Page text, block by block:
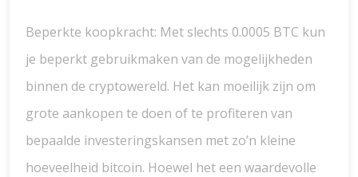
Beperkte koopkracht: Met slechts 0.0005 BTC kun
je beperkt gebruikmaken van de mogelijkheden
binnen de cryptowereld. Het kan moeilijk zijn om
grote aankopen te doen of te profiteren van
bepaalde investeringskansen met zo’n kleine
hoeveelheid bitcoin. Hoewel het een waardevolle